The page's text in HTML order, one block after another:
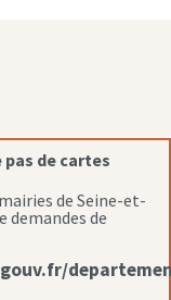
pas de cartes
de Seine-et-
demandes de